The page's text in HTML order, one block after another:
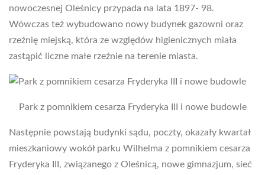
nowoczesnej Oleśnicy przypada na lata 1897- 98.
Wówczas też wybudowano nowy budynek gazowni oraz
rzeźnię miejską, która ze względów higienicznych miała
zastąpić liczne małe rzeźnie na terenie miasta.
Park z pomnikiem cesarza Fryderyka III i nowe budowle
Następnie powstają budynki sądu, poczty, okazały kwartał
mieszkaniowy wokół parku Wilhelma z pomnikiem cesarza
Fryderyka III, związanego z Oleśnicą, nowe gimnazjum, sieć